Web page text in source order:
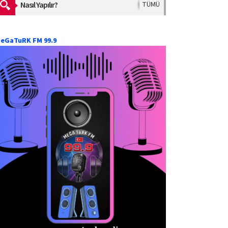
Nasıl Yapılır? TÜMÜ
FM 99.9